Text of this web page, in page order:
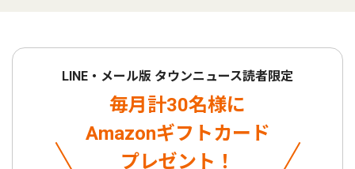
LINE・メール版 タウンニュース読者限定
毎月計30名様に
Amazonギフトカード
プレゼント！